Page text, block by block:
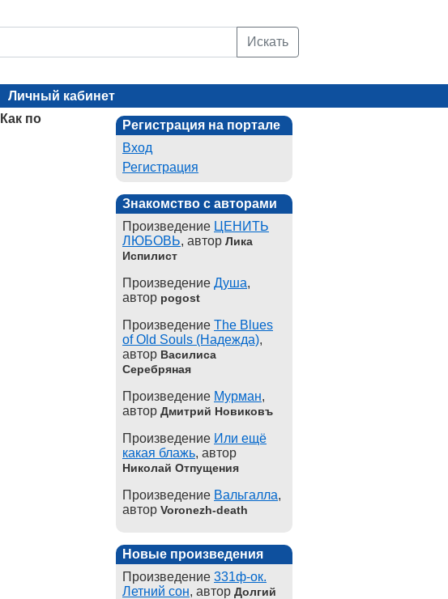
Искать
Личный кабинет
Как по
Регистрация на портале
Вход
Регистрация
Знакомство с авторами
Произведение ЦЕНИТЬ
ЛЮБОВЬ, автор Лика
Испилист
Произведение Душа,
автор pogost
Произведение The Blues
of Old Souls (Надежда),
автор Василиса
Серебряная
Произведение Мурман,
автор Дмитрий Новиковъ
Произведение Или ещё
какая блажь, автор
Николай Отпущения
Произведение Вальгалла,
автор Voronezh-death
Новые произведения
Произведение 331ф-ок.
Летний сон, автор Долгий